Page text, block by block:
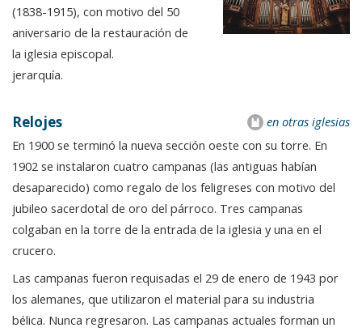
(1838-1915), con motivo del 50
aniversario de la restauración de
la iglesia episcopal.
jerarquía.
en otras iglesias
Relojes
En 1900 se terminó la nueva sección oeste con su torre. En
1902 se instalaron cuatro campanas (las antiguas habían
desaparecido) como regalo de los feligreses con motivo del
jubileo sacerdotal de oro del párroco. Tres campanas
colgaban en la torre de la entrada de la iglesia y una en el
crucero.
Las campanas fueron requisadas el 29 de enero de 1943 por
los alemanes, que utilizaron el material para su industria
bélica. Nunca regresaron. Las campanas actuales forman un